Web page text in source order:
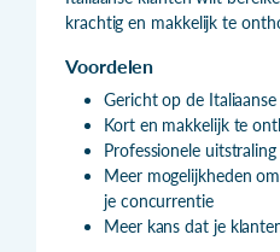
krachtig en makkelijk te
Voordelen
Gericht op de
Kort en makkelijk te
Professionele uitstraling
Meer mogelijkheden
je concurrentie
Meer kans dat je